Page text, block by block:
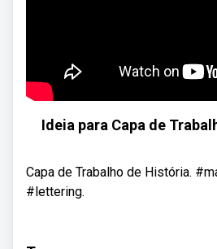
Ideia para Capa de
Capa de Trabalho de História.
#lettering.